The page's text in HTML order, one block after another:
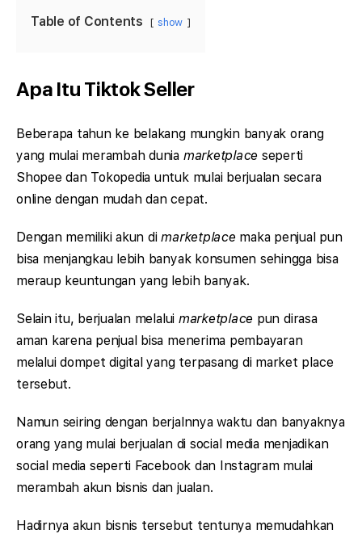
Table of Contents show
Apa Itu Tiktok Seller
Beberapa tahun ke belakang mungkin banyak orang
yang mulai merambah dunia marketplace seperti
Shopee dan Tokopedia untuk mulai berjualan secara
online dengan mudah dan cepat.
Dengan memiliki akun dimarketplace maka penjual pun
bisa menjangkau lebih banyak konsumen sehingga bisa
meraup keuntungan yang lebih banyak.
Selain itu, berjualan melalui marketplace pun dirasa
aman karena penjual bisa menerima pembayaran
melalui dompet digital yang terpasang di market place
tersebut.
Namun seiring dengan berjalnnya waktu dan banyaknya
orang yang mulai berjualan di social media menjadikan
social media seperti Facebook dan Instagram mulai
merambah akun bisnis dan jualan.
Hadirnya akun bisnis tersebut tentunya memudahkan